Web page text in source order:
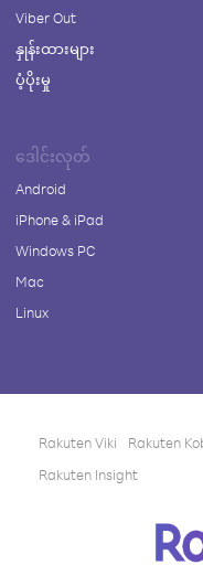
Viber Out
နှုန်းထားများ
ပံ့ပိုးမှု
ဒေါင်းလုတ်
Android
iPhone & iPad
Windows PC
Mac
Linux
Rakuten Viki Rakuten
Rakuten Insight